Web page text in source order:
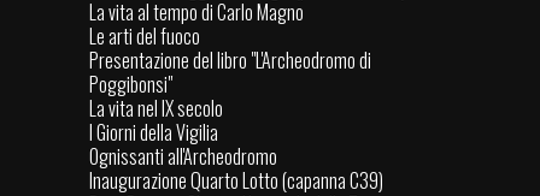
La vita al tempo di Carlo Magno
Le arti del fuoco
Presentazione del libro "L'Archeodromo di
Poggibonsi"
La vita nel IX secolo
I Giorni della Vigilia
Ognissanti all'Archeodromo
Inaugurazione Quarto Lotto (capanna C39)